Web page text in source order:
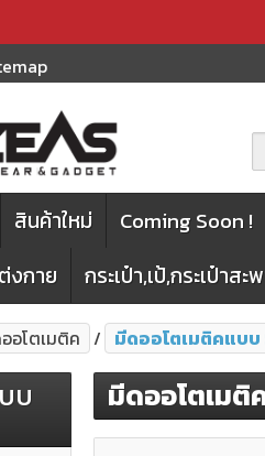
สินค้าใหม่ Coming Soon !
งกาย
กระเป๋า,เป้,กระเป๋าสะ
อโตเมติค มีดออโตเมติคแบบ
บ มีดออโตเมติ